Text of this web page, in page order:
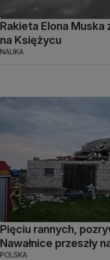
Rakieta Elona Muska
na Księżycu
NAUKA
Pięciu rannych,
Nawałnice przeszły
POLSKA